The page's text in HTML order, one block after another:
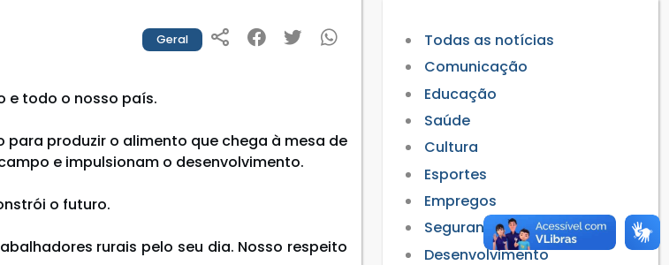
Geral
e todo o nosso país.
produzir o alimento que chega à mesa de
e impulsionam o desenvolvimento.
o futuro.
rurais pelo seu dia. Nosso respeito
Todas as notícias
Comunicação
Educação
Saúde
Cultura
Esportes
Empregos
Segurança
Desenvolvimento